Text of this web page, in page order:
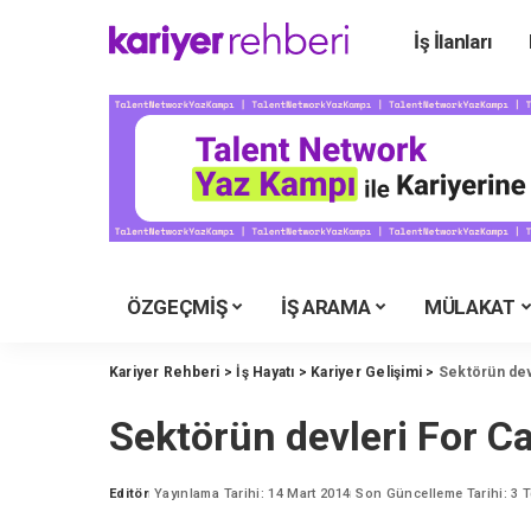
İş İlanları
ÖZGEÇMİŞ İŞ ARAMA MÜLAKAT
Kariyer Rehberi > İş Hayatı > Kariyer Gelişimi > Sektörün
Sektörün devleri For
Posted
Editör Yayınlama Tarihi: 14 Mart 2014 Son Güncelleme Tarihi: 3